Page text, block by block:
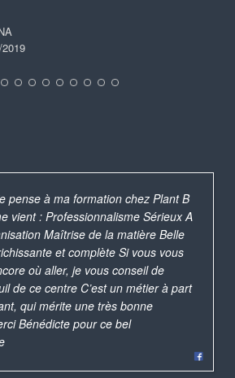
pense à ma formation chez Plant B
vient : Professionnalisme Sérieux A
Maîtrise de la matière Belle
et complète Si vous vous
où aller, je vous conseil de
de ce centre C’est un métier à part
qui mérite une très bonne
Bénédicte pour ce bel